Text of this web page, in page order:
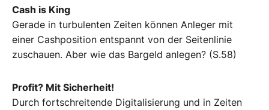
Cash is King
Gerade in turbulenten Zeiten können Anleger mit
einer Cashposition entspannt von der Seitenlinie
zuschauen. Aber wie das Bargeld anlegen? (S.58)
Profit? Mit Sicherheit!
Durch fortschreitende Digitalisierung und in Zeiten